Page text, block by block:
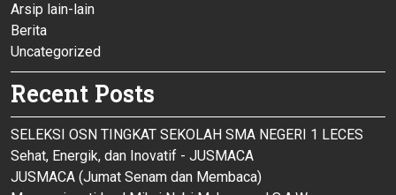
Arsip lain-lain
Berita
Uncategorized
Recent Posts
SELEKSI OSN TINGKAT SEKOLAH SMA NEGERI 1 LECES
Sehat, Energik, dan Inovatif - JUSMACA
JUSMACA (Jumat Senam dan Membaca)